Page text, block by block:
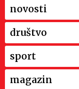
novosti
društvo
sport
magazin